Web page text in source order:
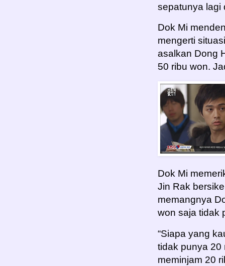
sepatunya lagi
Dok Mi
mengerti
asalkan Dong
50 ribu won.
Dok Mi
Jin Rak
memangnya
won saja tidak
“Siapa yang
tidak punya 20
meminjam 20